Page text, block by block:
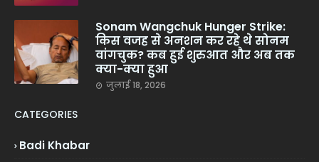
Sonam Wangchuk Hunger Strike:
किस वजह से अनशन कर रहे थे सोनम
वांगचुक? कब हुई शुरुआत और अब तक
क्या-क्या हुआ
जुलाई 18, 2026
CATEGORIES
Badi Khabar